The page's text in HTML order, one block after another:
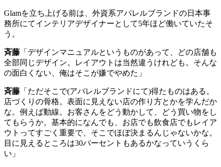
Glamを立ち上げる前は、外資系アパレルブランドの日本事
務所にてインテリアデザイナーとして5年ほど働いていたそ
う。
斉藤 「デザインマニュアルというものがあって、どの店舗も
全部同じデザイン。レイアウトは当然違うけれども。そんな
の面白くない、俺はそこが嫌でやめた」
斉藤 「ただそこで(アパレルブランドにて)得たものはある。
店づくりの骨格。表面に見えない店の作り方とかを学んだか
な。例えば動線。お客さんをどう動かして、どう買い物をし
てもらうか。基本的になんでも、お店でも飲食店でもレイア
ウトってすごく重要で、そこでほぼ決まるんじゃないかな。
目に見えるところは30パーセントもあるかなっていうくら
い」